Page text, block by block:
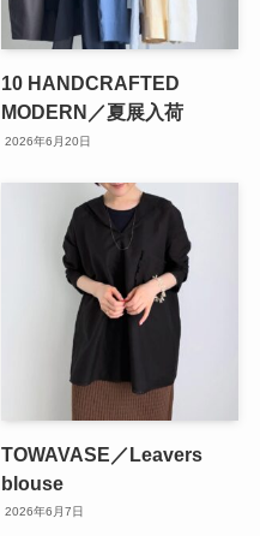
10 HANDCRAFTED
MODERN／夏展入荷
2026年6月20日
TOWAVASE／Leavers
blouse
2026年6月7日